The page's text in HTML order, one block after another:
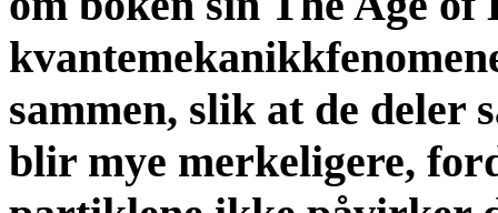
sammen, slik at de deler
blir mye merkeligere,